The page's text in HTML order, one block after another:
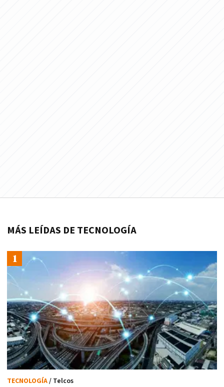
MÁS LEÍDAS DE TECNOLOGÍA
TECNOLOGÍA/ Telcos